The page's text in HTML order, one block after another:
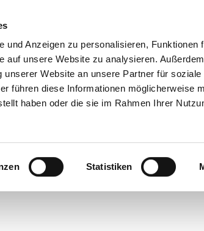
und Anzeigen zu personalisieren, Funktionen
auf unsere Website zu analysieren.
unserer Website an unsere Partner für soziale
führen diese Informationen möglicherweise
haben oder die sie im Rahmen Ihrer
Statistiken